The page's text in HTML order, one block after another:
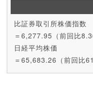
比証券取引所株価指数
＝6,277.95（前回比
日経平均株価
＝65,683.26（前回比